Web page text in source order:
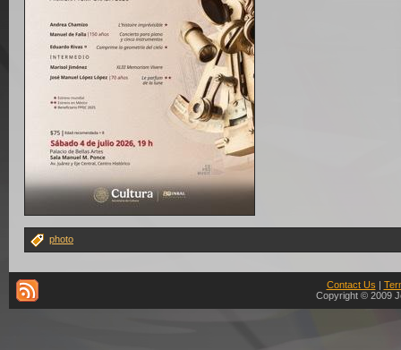
photo
Contact Us |
Copyright © 2009